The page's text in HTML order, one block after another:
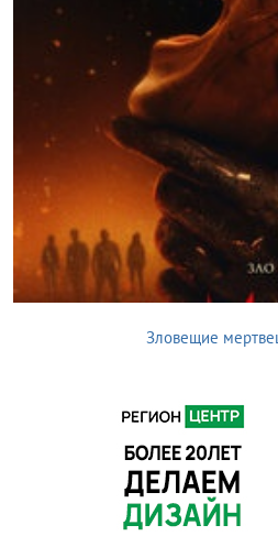
Зловещие